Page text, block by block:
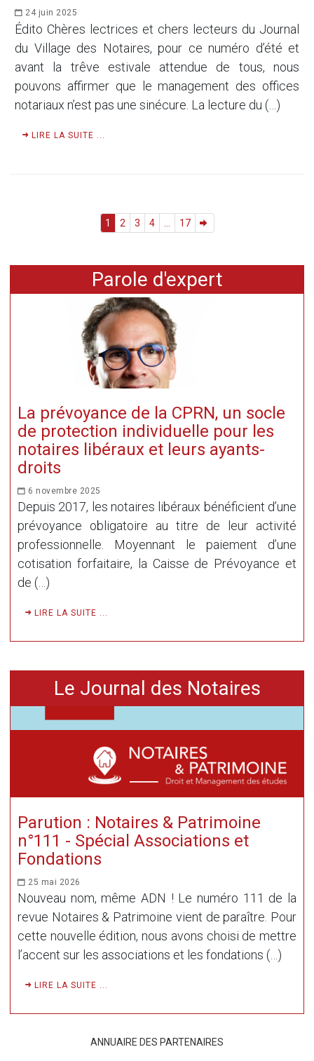
24 juin 2025
Édito Chères lectrices et chers lecteurs du Journal
du Village des Notaires, pour ce numéro d’été et
avant la trêve estivale attendue de tous, nous
pouvons affirmer que le management des offices
notariaux n’est pas une sinécure. La lecture du (…)
LIRE LA SUITE ...
1 2 3 4 17
Parole d'expert
La prévoyance de la CPRN, un socle
de protection individuelle pour les
notaires libéraux et leurs ayants-
droits
6 novembre 2025
Depuis 2017, les notaires libéraux bénéficient d’une
prévoyance obligatoire au titre de leur activité
professionnelle. Moyennant le paiement d’une
cotisation forfaitaire, la Caisse de Prévoyance et
de (…)
LIRE LA SUITE ...
Le Journal des Notaires
Parution : Notaires & Patrimoine
n°111 - Spécial Associations et
Fondations
25 mai 2026
Nouveau nom, même ADN ! Le numéro 111 de la
revue Notaires & Patrimoine vient de paraître. Pour
cette nouvelle édition, nous avons choisi de mettre
l’accent sur les associations et les fondations (…)
LIRE LA SUITE ...
ANNUAIRE DES PARTENAIRES